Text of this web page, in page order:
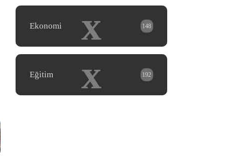
x
Ekonomi 148
x
Eğitim 192